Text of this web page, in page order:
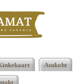
raamatud |
Asukoht